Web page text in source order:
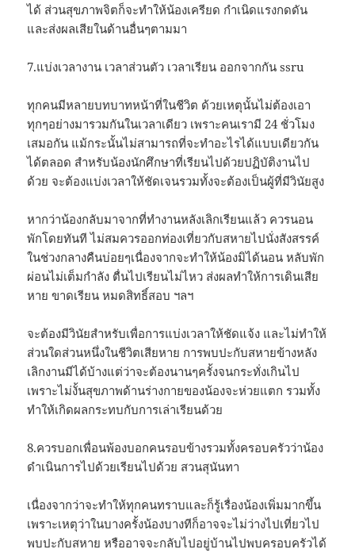
ได้ ส่วนสุขภาพจิตก็จะทำให้น้องเครียด กำเนิดแรงกดดัน
และส่งผลเสียในด้านอื่นๆตามมา
7.แบ่งเวลางาน เวลาส่วนตัว เวลาเรียน ออกจากกัน ssru
ทุกคนมีหลายบทบาทหน้าที่ในชีวิต ด้วยเหตุนั้นไม่ต้องเอา
ทุกๆอย่างมารวมกันในเวลาเดียว เพราะคนเรามี 24 ชั่วโมง
เสมอกัน แม้กระนั้นไม่สามารถที่จะทำอะไรได้แบบเดียวกัน
ได้ตลอด สำหรับน้องนักศึกษาที่เรียนไปด้วยปฏิบัติงานไป
ด้วย จะต้องแบ่งเวลาให้ชัดเจนรวมทั้งจะต้องเป็นผู้ที่มีวินัยสูง
หากว่าน้องกลับมาจากที่ทำงานหลังเลิกเรียนแล้ว ควรนอน
พักโดยทันที ไม่สมควรออกท่องเที่ยวกับสหายไปนั่งสังสรรค์
ในช่วงกลางคืนบ่อยๆเนื่องจากจะทำให้น้องมิได้นอน หลับพัก
ผ่อนไม่เต็มกำลัง ตื่นไปเรียนไม่ไหว ส่งผลทำให้การเดินเสีย
หาย ขาดเรียน หมดสิทธิ์สอบ ฯลฯ
จะต้องมีวินัยสำหรับเพื่อการแบ่งเวลาให้ชัดแจ้ง และไม่ทำให้
ส่วนใดส่วนหนึ่งในชีวิตเสียหาย การพบปะกับสหายข้างหลัง
เลิกงานมีได้บ้างแต่ว่าจะต้องนานๆครั้งจนกระทั่งเกินไป
เพราะไม่งั้นสุขภาพด้านร่างกายของน้องจะห่วยแตก รวมทั้ง
ทำให้เกิดผลกระทบกับการเล่าเรียนด้วย
8.ควรบอกเพื่อนพ้องบอกคนรอบข้างรวมทั้งครอบครัวว่าน้อง
ดำเนินการไปด้วยเรียนไปด้วย สวนสุนันทา
เนื่องจากว่าจะทำให้ทุกคนทราบและก็รู้เรื่องน้องเพิ่มมากขึ้น
เพราะเหตุว่าในบางครั้งน้องบางทีก็อาจจะไม่ว่างไปเที่ยวไป
พบปะกับสหาย หรืออาจจะกลับไปอยู่บ้านไปพบครอบครัวได้